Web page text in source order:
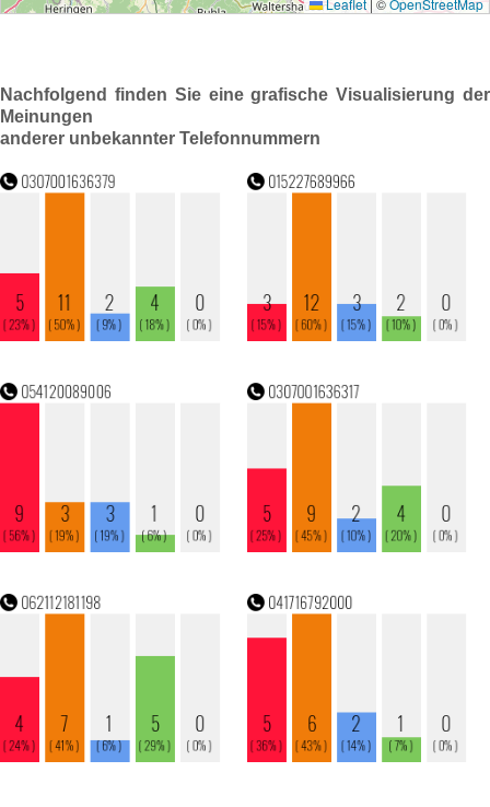
Nachfolgend finden Sie eine grafische Visualisierung der
Meinungen
anderer unbekannter Telefonnummern